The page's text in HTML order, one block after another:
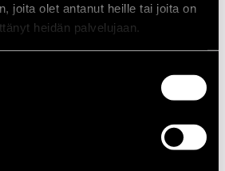
joita olet antanut heille tai joita on
heidän palvelujaan.